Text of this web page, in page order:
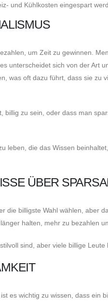
und Kühlkosten eingespart
um Zeit zu gewinnen.
unterscheidet sich von der Art
was oft dazu führt, dass sie zu
billig zu sein, oder dass man
leben, die das Wissen
ÜBER
die billigste Wahl wählen, aber
halten, mehr zu bezahlen
sind, aber viele billige Leute
es wichtig zu wissen, dass ein